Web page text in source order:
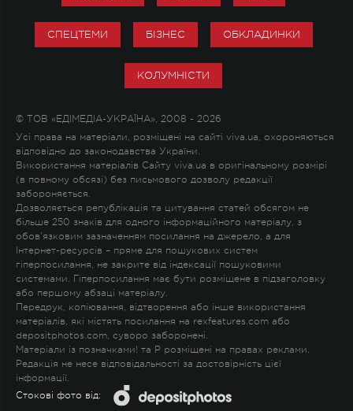
СПЕЦТЕМИ БІЗНЕС ОБКЛАДИНКИ
КОЛУМНІСТИ
© ТОВ «ЕДІМЕДІА-УКРАЇНА», 2008 - 2026
Усі права на матеріали, розміщені на сайті viva.ua, охороняються
відповідно до законодавства України.
Використання матеріалів Сайту viva.ua в оригінальному розмірі
(в повному обсязі) без письмового дозволу редакції
забороняється.
Дозволяється републікація та цитування статей обсягом не
більше 250 знаків для одного інформаційного матеріалу, з
обов'язковим зазначенням посилання на джерело, а для
Інтернет-ресурсів – пряме для пошукових систем
гіперпосилання, не закрите від індексації пошуковими
системами. Гіперпосилання має бути розміщене в підзаголовку
або першому абзаці матеріалу.
Передрук, копіювання, відтворення або інше використання
матеріалів, які містять посилання на rexfeatures.com або
depositphotos.com, суворо заборонені.
Матеріали із позначками! та P розміщені на правах реклами.
Редакція не несе відповідальності за достовірність цієї
інформації.
Стокові фото від: